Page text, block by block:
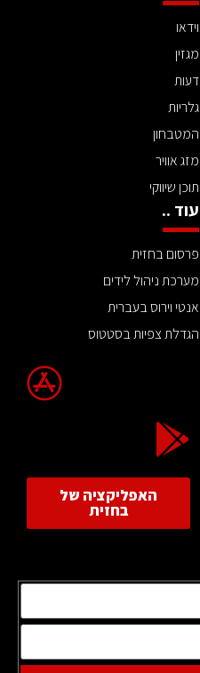
וידאו
מגזין
דעות
גלריות
המטבחון
מזג אוויר
תוכן שיווקי
עוד ..
פרסום בחזית
מערכת ניהול לידים
אנטי וירוס בעברית
הגדלת צפיות בסטטוס
האפליקציה של
בחזית